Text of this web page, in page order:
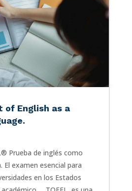
of English as a
Prueba de inglés como
El examen esencial para
en los Estados